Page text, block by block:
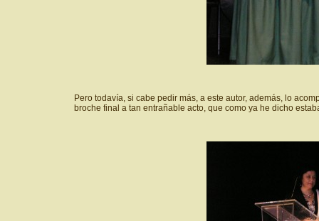
Pero todavía, si cabe pedir más, a este autor, además, lo
broche final a tan entrañable acto, que como ya he dicho